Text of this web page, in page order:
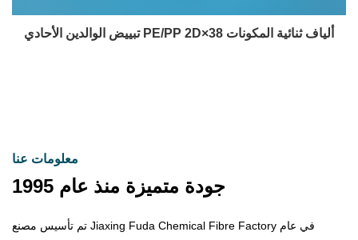
تبييض الوالدين الأحادي PE/PP 2D×38 ألياف ثنائية المكونات
معلومات عنا
جودة متميزة منذ عام 1995
تم تأسيس مصنع Jiaxing Fuda Chemical Fibre Factory في عام